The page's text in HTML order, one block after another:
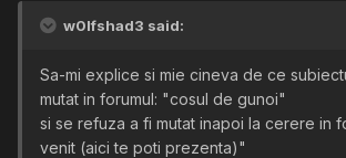
w0lfshad3 said:
Sa-mi explice si mie cineva de ce
mutat in forumul: "cosul de gunoi"
si se refuza a fi mutat inapoi la cerere in
venit (aici te poti prezenta)"